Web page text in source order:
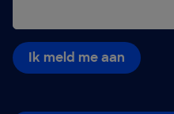
Ik meld me aan